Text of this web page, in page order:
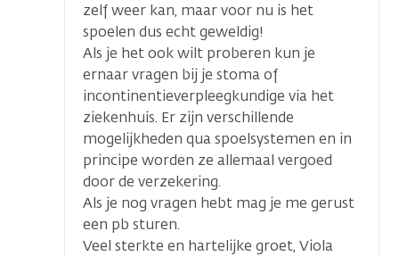
zelf weer kan, maar voor nu is het
spoelen dus echt geweldig!
Als je het ook wilt proberen kun je
ernaar vragen bij je stoma of
incontinentieverpleegkundige via het
ziekenhuis. Er zijn verschillende
mogelijkheden qua spoelsystemen en in
principe worden ze allemaal vergoed
door de verzekering.
Als je nog vragen hebt mag je me gerust
een pb sturen.
Veel sterkte en hartelijke groet, Viola